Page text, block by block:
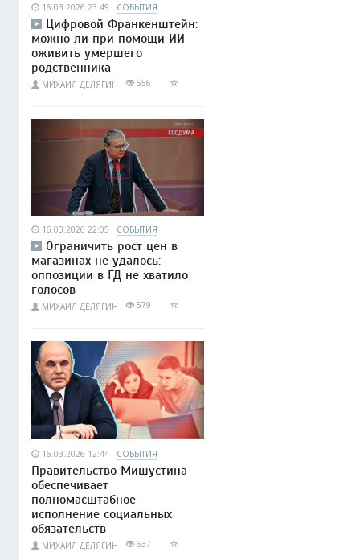
16.03.2026 23:49 СОБЫТИЯ
Цифровой Франкенштейн:
можно ли при помощи ИИ
оживить умершего
родственника
МИХАИЛ ДЕЛЯГИН 556
16.03.2026 22:05 СОБЫТИЯ
Ограничить рост цен в
магазинах не удалось:
оппозиции в ГД не хватило
голосов
МИХАИЛ ДЕЛЯГИН 579
16.03.2026 12:44 СОБЫТИЯ
Правительство Мишустина
обеспечивает
полномасштабное
исполнение социальных
обязательств
МИХАИЛ ДЕЛЯГИН 637